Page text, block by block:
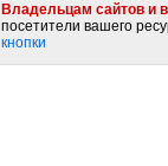
Владельцам сайтов и
посетители вашего
кнопки